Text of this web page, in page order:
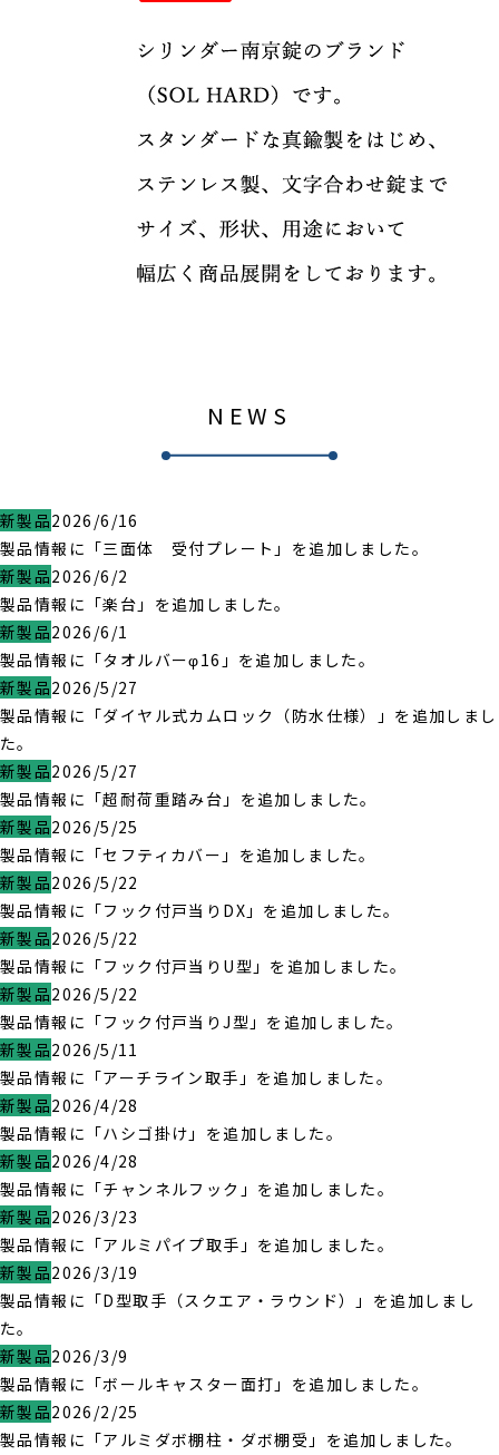
NEWS
新製品2026/6/16
製品情報に「三面体 受付プレート」を追加しました。
新製品2026/6/2
製品情報に「楽台」を追加しました。
新製品2026/6/1
製品情報に「タオルバーφ16」を追加しました。
新製品2026/5/27
製品情報に「ダイヤル式カムロック（防水仕様）」を追加しまし
た。
新製品2026/5/27
製品情報に「超耐荷重踏み台」を追加しました。
新製品2026/5/25
製品情報に「セフティカバー」を追加しました。
新製品2026/5/22
製品情報に「フック付戸当りDX」を追加しました。
新製品2026/5/22
製品情報に「フック付戸当りU型」を追加しました。
新製品2026/5/22
製品情報に「フック付戸当りJ型」を追加しました。
新製品2026/5/11
製品情報に「アーチライン取手」を追加しました。
新製品2026/4/28
製品情報に「ハシゴ掛け」を追加しました。
新製品2026/4/28
製品情報に「チャンネルフック」を追加しました。
新製品2026/3/23
製品情報に「アルミパイプ取手」を追加しました。
新製品2026/3/19
製品情報に「D型取手（スクエア・ラウンド）」を追加しまし
た。
新製品2026/3/9
製品情報に「ボールキャスター面打」を追加しました。
新製品2026/2/25
製品情報に「アルミダボ棚柱・ダボ棚受」を追加しました。